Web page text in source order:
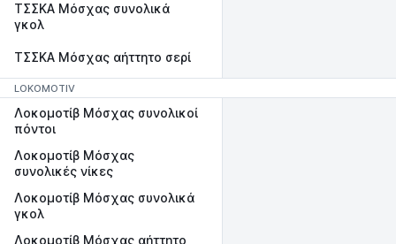
ΤΣΣΚΑ Μόσχας συνολικά
γκολ
ΤΣΣΚΑ Μόσχας αήττητο σερί
LOKOMOTIV
Λοκομοτίβ Μόσχας συνολικοί
πόντοι
Λοκομοτίβ Μόσχας
συνολικές νίκες
Λοκομοτίβ Μόσχας συνολικά
γκολ
Λοκομοτίβ Μόσχας αήττητο